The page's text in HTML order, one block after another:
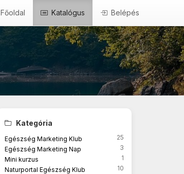
Főoldal Katalógus Belépés
Kategória
Egészség Marketing Klub
25
Egészség Marketing Nap
3
Mini kurzus
1
Naturportal Egészség Klub
10